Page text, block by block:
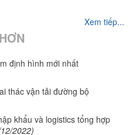
Xem tiếp...
định hình mới nhất
thác vận tải đường bộ
khẩu và logistics tổng hợp
2022)